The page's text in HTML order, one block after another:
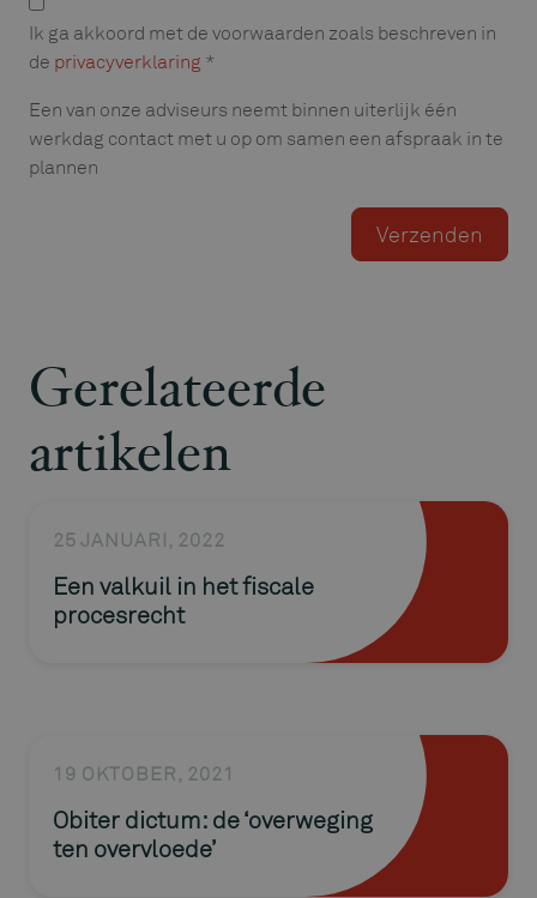
Ik ga akkoord met de voorwaarden zoals beschreven in
de privacyverklaring *
Een van onze adviseurs neemt binnen uiterlijk één
werkdag contact met u op om samen een afspraak in te
plannen
Gerelateerde
artikelen
25 JANUARI, 2022
Een valkuil in het fiscale
procesrecht
19 OKTOBER, 2021
Obiter dictum: de ‘overweging
ten overvloede’